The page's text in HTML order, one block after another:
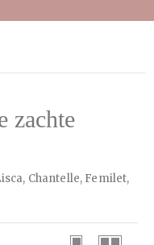
zachte
Chantelle, Femilet,